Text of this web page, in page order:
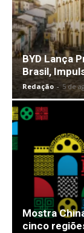
BYD Lança
Brasil,
Redação - 5 de
Mostra
cinco